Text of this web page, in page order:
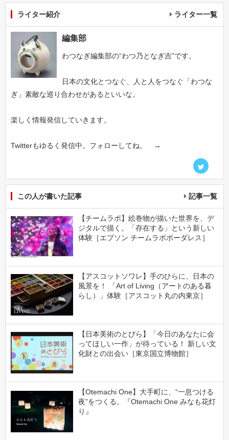
ライター紹介 ライター一覧
編集部
わつなぎ編集部の“わつ乃となぎ吉”です。
日本の文化とつなぐ、人と人をつなぐ「わつな
ぎ」素敵な巡り合わせがあるといいな。
楽しく情報発信していきます。
Twitterもゆるく発信中。フォローしてね。 →
この人が書いた記事 記事一覧
【チームラボ】絵巻物が描いた世界を、デ
ジタルで描く。「存在する」という新しい
体験［エプソン チームラボボーダレス］
【アスコットソワレ】手のひらに、日本の
風景を！ 「Art of Living（アートのある暮
らし）」体験［アスコット丸の内東京］
【日本美術のとびら】「今日のあなたに会
ってほしい一作」が待っている！ 新しい文
化財との出会い［東京国立博物館］
【Otemachi One】大手町に、“一息つける
夜”をつくる。『Otemachi One みなも花灯
り』